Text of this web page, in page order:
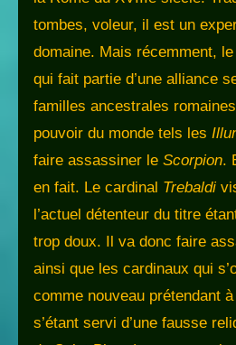
tombes, voleur, il est un
domaine. Mais récemment,
qui fait partie d’une alliance
familles ancestrales
pouvoir du monde tels les
faire assassiner le Scorpion.
en fait. Le cardinal Trebaldi
l’actuel détenteur du titre
trop doux. Il va donc faire
ainsi que les cardinaux qui
comme nouveau prétendant
s’étant servi d’une fausse